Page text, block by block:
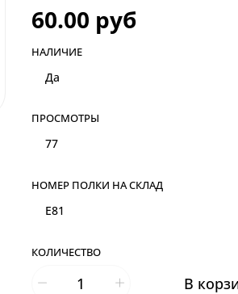
60.00 руб
КОЛИЧЕСТВО
В
НАЛИЧИЕ
Да
ПРОСМОТРЫ
77
НОМЕР ПОЛКИ НА СКЛАД
E81